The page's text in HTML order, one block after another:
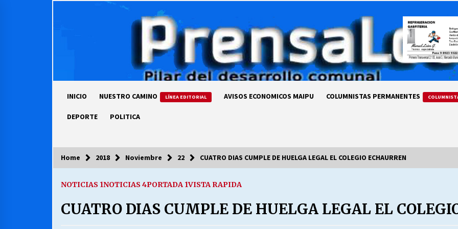
INICIO NUESTRO CAMINO LÍNEA EDITORIAL AVISOS ECONOMICOS MAIPU COLUMNISTAS PERMANENTES
DEPORTE POLITICA
COLUMNISTA
luz… ¿Y cuándo van a bajar?
03/08/2026
69 AÑOS DE HISTORIA
28/07/2026
Home 2018 Noviembre 22 CUATRO DIAS CUMPLE DE HUELGA LEGAL EL COLEGIO ECHAURREN
NOTICIAS 1NOTICIAS 4PORTADA 1VISTA RAPIDA
CUATRO DIAS CUMPLE DE HUELGA LEGAL EL